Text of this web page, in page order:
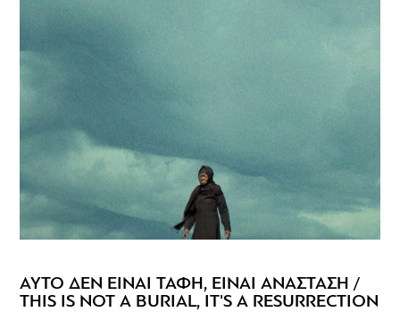
ΑΥΤΟ ΔΕΝ ΕΙΝΑΙ ΤΑΦΗ, ΕΙΝΑΙ ΑΝΑΣΤΑΣΗ /
THIS IS NOT A BURIAL, IT'S A RESURRECTION